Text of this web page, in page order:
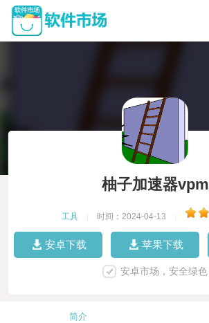
柚子加速器vpm
工具 时间：2024-04-13
安卓下载 苹果下载
安卓市场，安全绿色
简介